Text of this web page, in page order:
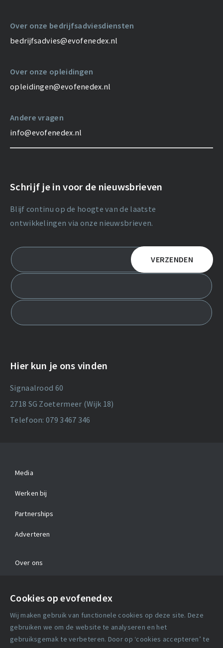
Cookies op evofenedex
Wij maken gebruik van functionele cookies op deze site. Deze
gebruiken we om de website te analyseren en het
gebruiksgemak te verbeteren. Door op ‘cookies accepteren’ te
Over onze bedrijfsadviesdiensten
bedrijfsadvies@evofenedex.nl
Over onze opleidingen
opleidingen@evofenedex.nl
Andere vragen
info@evofenedex.nl
Schrijf je in voor de nieuwsbrieven
Blijf continu op de hoogte van de laatste
ontwikkelingen via onze nieuwsbrieven.
Hier kun je ons vinden
Signaalrood 60
2718 SG Zoetermeer (Wijk 18)
Telefoon: 079 3467 346
Media
Werken bij
Partnerships
Adverteren
Over ons
Algemene voorwaarden
Cookie verklaring